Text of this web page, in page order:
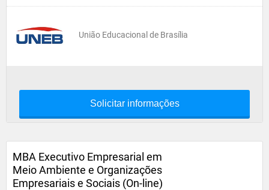
União Educacional de Brasília
Solicitar informações
MBA Executivo Empresarial em
Meio Ambiente e Organizações
Empresariais e Sociais (On-line)